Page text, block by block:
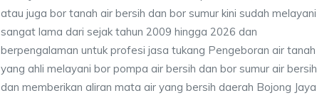
atau juga bor tanah air bersih dan bor sumur kini sudah melayani
sangat lama dari sejak tahun 2009 hingga 2026 dan
berpengalaman untuk profesi jasa tukang Pengeboran air tanah
yang ahli melayani bor pompa air bersih dan bor sumur air bersih
dan memberikan aliran mata air yang bersih daerah Bojong Jaya